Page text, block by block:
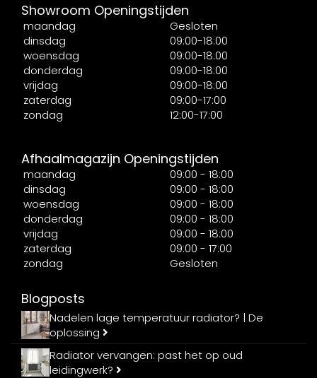
Showroom Openingstijden
maandag
Gesloten
dinsdag
09:00-18:00
woensdag
09:00-18:00
donderdag
09:00-18:00
vrijdag
09:00-18:00
zaterdag
09:00-17:00
zondag
12:00-17:00
Afhaalmagazijn Openingstijden
maandag
09:00 - 18:00
dinsdag
09:00 - 18:00
woensdag
09:00 - 18:00
donderdag
09:00 - 18:00
vrijdag
09:00 - 18:00
zaterdag
09:00 - 17:00
zondag
Gesloten
Blogposts
Nadelen lage temperatuur radiator? | De
oplossing
Radiator vervangen: past het op oud
leidingwerk?